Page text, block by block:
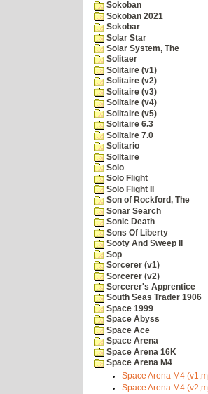
Sokoban
Sokoban 2021
Sokobar
Solar Star
Solar System, The
Solitaer
Solitaire (v1)
Solitaire (v2)
Solitaire (v3)
Solitaire (v4)
Solitaire (v5)
Solitaire 6.3
Solitaire 7.0
Solitario
Solltaire
Solo
Solo Flight
Solo Flight II
Son of Rockford, The
Sonar Search
Sonic Death
Sons Of Liberty
Sooty And Sweep II
Sop
Sorcerer (v1)
Sorcerer (v2)
Sorcerer's Apprentice
South Seas Trader 1906
Space 1999
Space Abyss
Space Ace
Space Arena
Space Arena 16K
Space Arena M4
Space Arena M4
Space Arena M4